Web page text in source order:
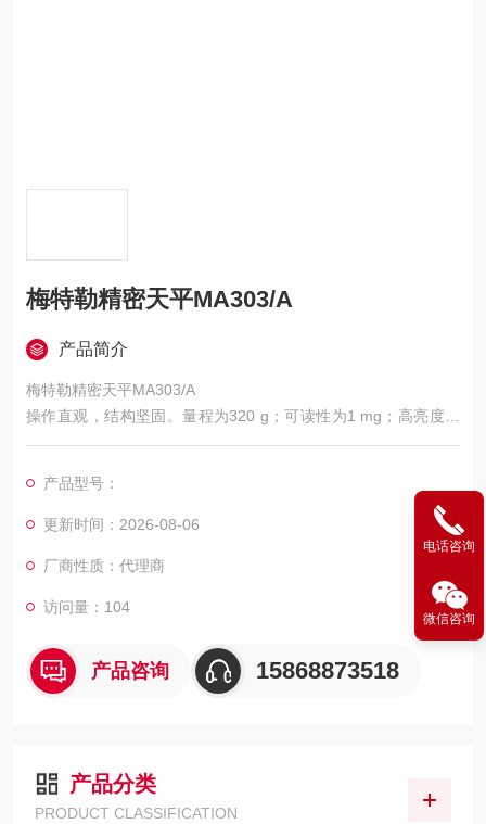
梅特勒精密天平MA303/A
产品简介
梅特勒精密天平MA303/A
操作直观，结构坚固。量程为320 g；可读性为1 mg；高亮度大
显示屏；内部校正；轻松调平；耐化学腐蚀性；USB和RS232连
产品型号：
更新时间：2026-08-06
厂商性质：代理商
访问量：104
产品咨询 15868873518
产品分类
PRODUCT CLASSIFICATION
电话咨询
微信咨询